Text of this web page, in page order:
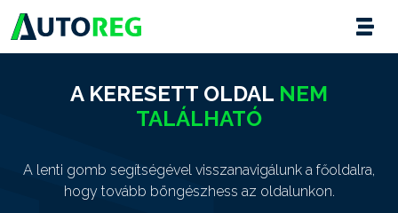
A KERESETT OLDAL NEM
TALÁLHATÓ
A lenti gomb segítségével visszanavigálunk a főoldalra,
hogy tovább böngészhess az oldalunkon.